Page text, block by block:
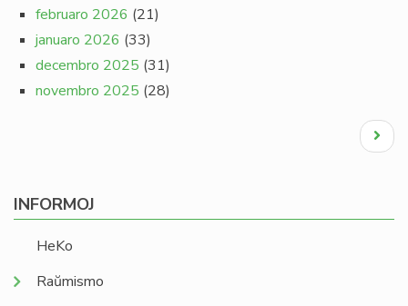
februaro 2026 (21)
januaro 2026 (33)
decembro 2025 (31)
novembro 2025 (28)
Next
page
INFORMOJ
HeKo
Raŭmismo